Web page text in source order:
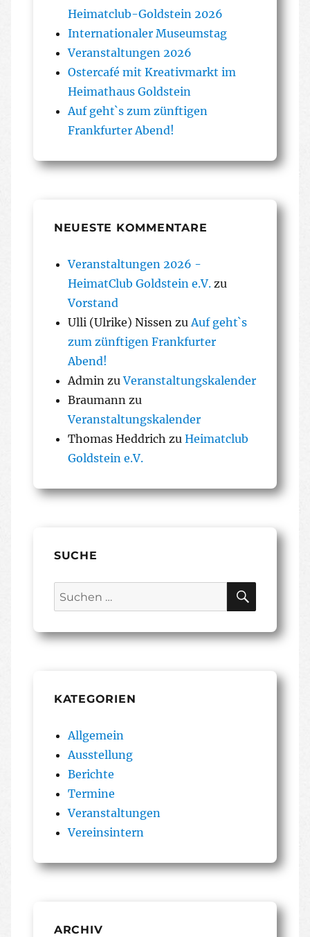
Heimatclub-Goldstein 2026
Internationaler Museumstag
Veranstaltungen 2026
Ostercafé mit Kreativmarkt im
Heimathaus Goldstein
Auf geht`s zum zünftigen
Frankfurter Abend!
NEUESTE KOMMENTARE
Veranstaltungen 2026 -
HeimatClub Goldstein e.V.zu
Vorstand
Ulli (Ulrike) NissenzuAuf geht`s
zum zünftigen Frankfurter
Abend!
AdminzuVeranstaltungskalender
Braumannzu
Veranstaltungskalender
Thomas Heddrich zu Heimatclub
Goldstein e.V.
SUCHE
Suchen
nach:
SUCHEN
KATEGORIEN
Allgemein
Ausstellung
Berichte
Termine
Veranstaltungen
Vereinsintern
ARCHIV